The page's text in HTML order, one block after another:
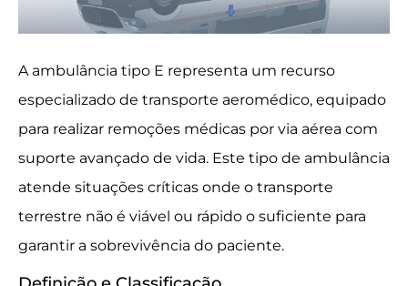
A ambulância tipo E representa um recurso
especializado de transporte aeromédico, equipado
para realizar remoções médicas por via aérea com
suporte avançado de vida. Este tipo de ambulância
atende situações críticas onde o transporte
terrestre não é viável ou rápido o suficiente para
garantir a sobrevivência do paciente.